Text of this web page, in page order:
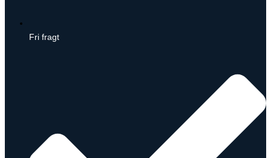
Fri fragt